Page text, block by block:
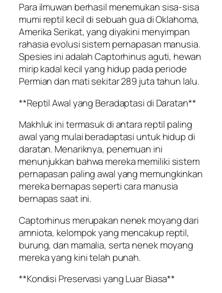
Para ilmuwan berhasil menemukan sisa-sisa
mumi reptil kecil di sebuah gua di Oklahoma,
Amerika Serikat, yang diyakini menyimpan
rahasia evolusi sistem pernapasan manusia.
Spesies ini adalah Captorhinus aguti, hewan
mirip kadal kecil yang hidup pada periode
Permian dan mati sekitar 289 juta tahun lalu.
**Reptil Awal yang Beradaptasi di Daratan**
Makhluk ini termasuk di antara reptil paling
awal yang mulai beradaptasi untuk hidup di
daratan. Menariknya, penemuan ini
menunjukkan bahwa mereka memiliki sistem
pernapasan paling awal yang memungkinkan
mereka bernapas seperti cara manusia
bernapas saat ini.
Captorhinus merupakan nenek moyang dari
amniota, kelompok yang mencakup reptil,
burung, dan mamalia, serta nenek moyang
mereka yang kini telah punah.
**Kondisi Preservasi yang Luar Biasa**